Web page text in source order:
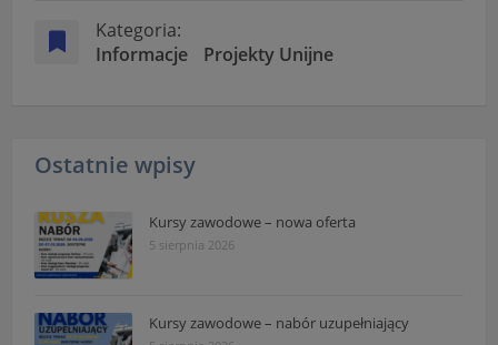
Kategoria:
Informacje
Projekty Unijne
Ostatnie wpisy
Kursy zawodowe – nowa oferta
5 sierpnia 2026
Kursy zawodowe – nabór uzupełniający